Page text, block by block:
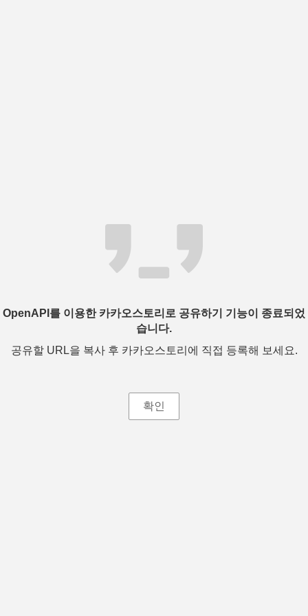
OpenAPI를 이용한 카카오스토리로 공유하기 기능이 종료되었
습니다.
공유할 URL을 복사 후 카카오스토리에 직접 등록해 보세요.
확인